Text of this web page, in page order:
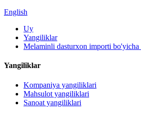
English
Uy
Yangiliklar
Melaminli dasturxon importi
Yangiliklar
Kompaniya yangiliklari
Mahsulot yangiliklari
Sanoat yangiliklari